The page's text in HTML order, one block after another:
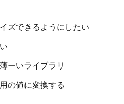
ズできるようにしたい
ーいライブラリ
の値に変換する